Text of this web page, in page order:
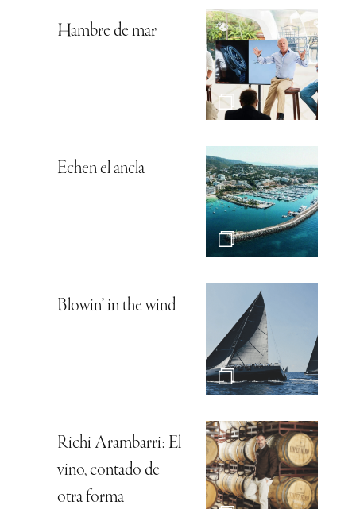
Hambre de mar
Echen el ancla
Blowin’ in the wind
Richi Arambarri: El
vino, contado de
otra forma